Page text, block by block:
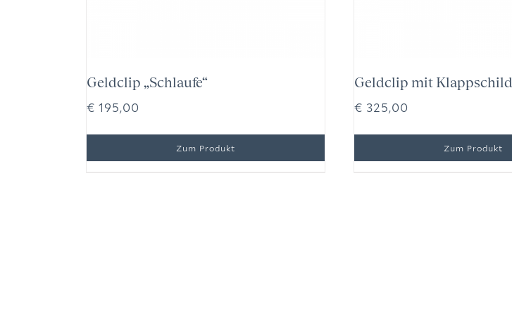
Geldclip „Schlaufe“
€ 195,00
Geldclip mit Klappschild
€ 325,00